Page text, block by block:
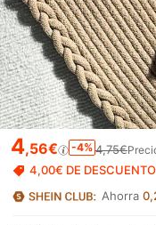
4,56€ -4% 4,75€
4,00€ DE
Ahorra